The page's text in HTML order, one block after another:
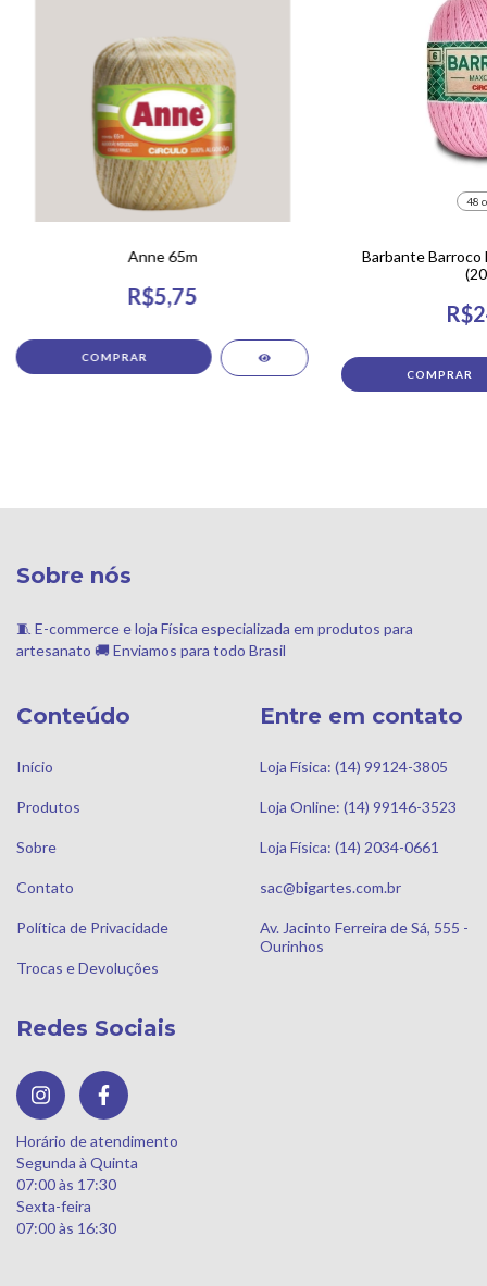
Anne 65m
R$5,75
48
Barbante Barroco
COMPRAR
Sobre nós
🧵 E-commerce e loja Física especializada em produtos para
artesanato 🚚 Enviamos para todo Brasil
Conteúdo
Início
Produtos
Sobre
Contato
Política de Privacidade
Trocas e Devoluções
Entre em contato
Loja Física: (14) 99124-3805
Loja Online: (14) 99146-3523
Loja Física: (14) 2034-0661
sac@bigartes.com.br
Av. Jacinto Ferreira de Sá, 555 -
Ourinhos
Redes Sociais
Horário de atendimento
Segunda à Quinta
07:00 às 17:30
Sexta-feira
07:00 às 16:30